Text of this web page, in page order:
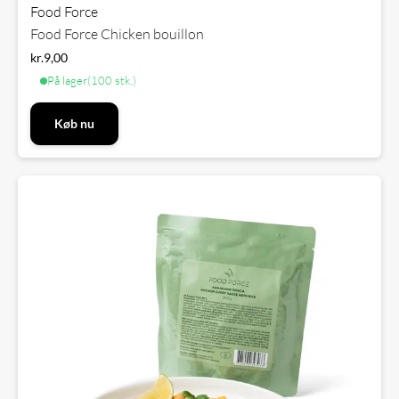
Food Force
Food Force Chicken bouillon
kr.9,00
På lager(100 stk.)
Køb nu